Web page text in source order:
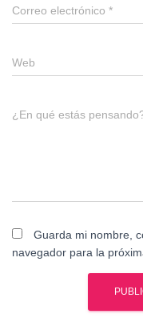
Correo electrónico *
Web
¿En qué estás
Guarda mi nombre,
navegador para la